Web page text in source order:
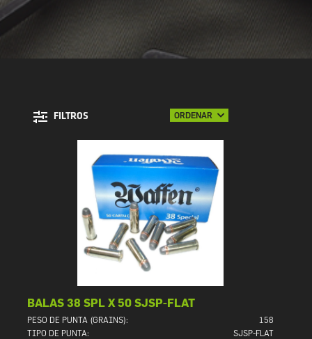
FILTROS ORDENAR
BALAS 38 SPL X 50 SJSP-FLAT
PESO DE PUNTA (GRAINS):
158
TIPO DE PUNTA:
SJSP-FLAT